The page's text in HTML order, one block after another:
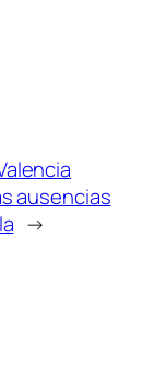
ausencias
→